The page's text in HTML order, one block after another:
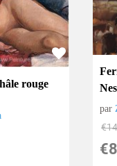
rouge
par
€
€